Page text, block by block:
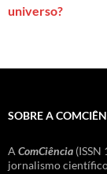
universo?
SOBRE A
A ComCiência
jornalismo